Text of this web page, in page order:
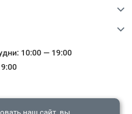
10:00 — 19:00